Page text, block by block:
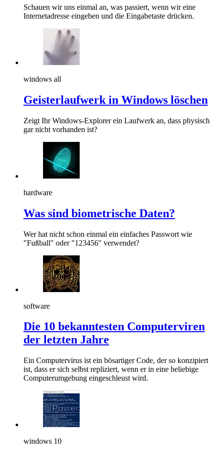
Schauen wir uns einmal an, was passiert, wenn wir eine
Internetadresse eingeben und die Eingabetaste drücken.
windows all
Geisterlaufwerk in Windows löschen
Zeigt Ihr Windows-Explorer ein Laufwerk an, dass physisch
gar nicht vorhanden ist?
hardware
Was sind biometrische Daten?
Wer hat nicht schon einmal ein einfaches Passwort wie
"Fußball" oder "123456" verwendet?
software
Die 10 bekanntesten Computerviren
der letzten Jahre
Ein Computervirus ist ein bösartiger Code, der so konzipiert
ist, dass er sich selbst repliziert, wenn er in eine beliebige
Computerumgebung eingeschleust wird.
windows 10